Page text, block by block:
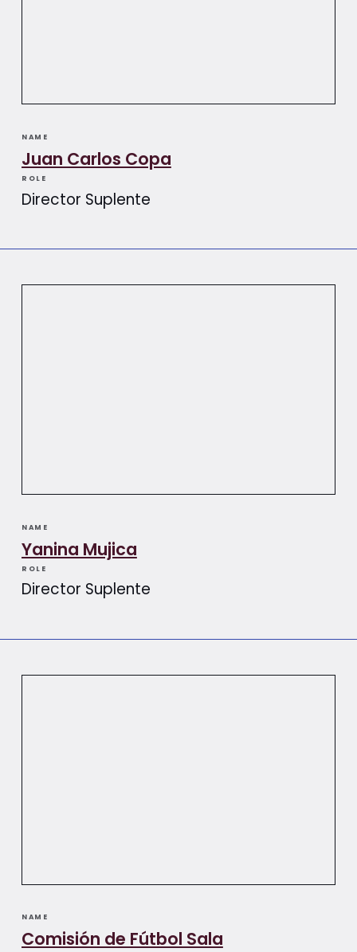
NAME
Juan Carlos Copa
ROLE
Director Suplente
NAME
Yanina Mujica
ROLE
Director Suplente
NAME
Comisión de Fútbol Sala